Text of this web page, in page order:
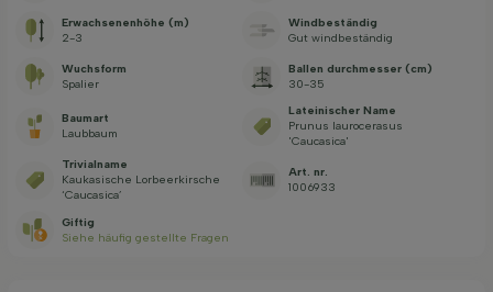
Erwachsenenhöhe (m)
2-3
Windbeständig
Gut windbeständig
Wuchsform
Spalier
Ballen durchmesser (cm)
30-35
Baumart
Laubbaum
Lateinischer Name
Prunus laurocerasus
'Caucasica'
Trivialname
Kaukasische Lorbeerkirsche
‘Caucasica’
Art. nr.
1006933
Giftig
Siehe häufig gestellte Fragen